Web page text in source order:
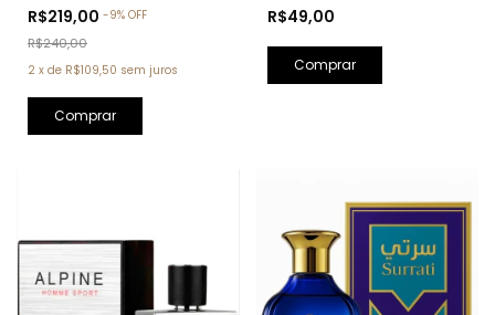
Homme Bvlgari)
R$219,00 -9% OFF
R$240,00
2 x de R$109,50 sem juros
R$49,00